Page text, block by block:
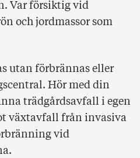
Var försiktig vid
och jordmassor som
utan förbrännas eller
Hör med din
trädgårdsavfall i egen
växtavfall från invasiva
vid